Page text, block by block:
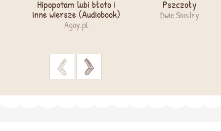
Hipopotam lubi błoto i
inne wiersze (Audiobook)
Agoy.pl
Pszczoły
Dwie Siostry
> >